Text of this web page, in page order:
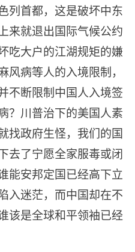
列首都，这是破坏中东
来就退出国际气候公约
吃大户的江湖规矩的嫌
病等人的入境限制，
不断限制中国人入境签
？川普治下的美国人素
找政府生怪，我们的国
去了宁愿全家服毒或闭
能安邦定国已经高下立
入迷茫，而中国却在不
该是全球和平领袖已经